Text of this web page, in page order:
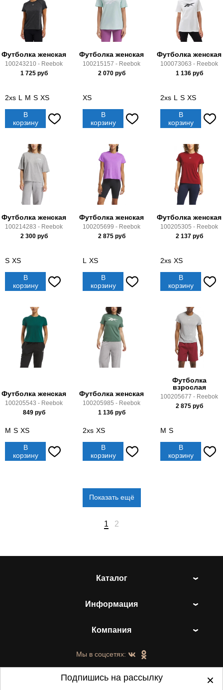
Футболка женская
100243210 - Reebok
1 725руб
2xs L M S XS
В
корзину
Футболка женская
100215157 - Reebok
2 070руб
XS
В
корзину
Футболка женская
100073063 - Reebok
1 136руб
2xs L S XS
В
корзину
Футболка женская
100214283 - Reebok
2 300руб
S XS
В
корзину
Футболка женская
100205699 - Reebok
2 875руб
L XS
В
корзину
Футболка женская
100205305 - Reebok
2 137руб
2xs XS
В
корзину
Футболка женская
100205543 - Reebok
849руб
M S XS
В
корзину
Футболка женская
100205985 - Reebok
1 136руб
2xs XS
В
корзину
Футболка
взрослая
100205677 - Reebok
2 875руб
M S
В
корзину
Показать ещё
1 2
Каталог
Информация
Компания
Мы в соцсетях:
Подпишись на рассылку